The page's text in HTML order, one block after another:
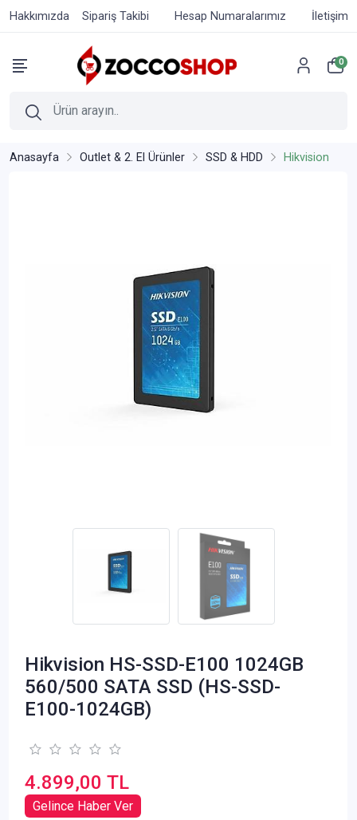
Hakkımızda Sipariş Takibi Hesap Numaralarımız İletişim
0
Anasayfa Outlet & 2. El Ürünler SSD & HDD Hikvision
Hikvision HS-SSD-E100 1024GB
560/500 SATA SSD (HS-SSD-
E100-1024GB)
4.899,00 TL
Gelince Haber Ver